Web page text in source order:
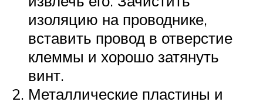
изоляцию на проводнике,
вставить провод в отверстие
клеммы и хорошо затянуть
винт.
Металлические пластины и